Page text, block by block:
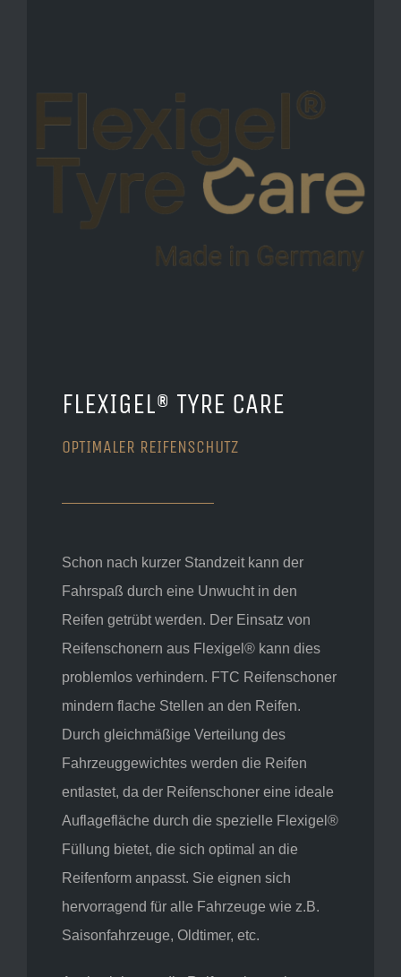
FLEXIGEL® TYRE CARE
OPTIMALER REIFENSCHUTZ
Schon nach kurzer Standzeit kann der
Fahrspaß durch eine Unwucht in den
Reifen getrübt werden. Der Einsatz von
Reifenschonern aus Flexigel® kann dies
problemlos verhindern. FTC Reifenschoner
mindern flache Stellen an den Reifen.
Durch gleichmäßige Verteilung des
Fahrzeuggewichtes werden die Reifen
entlastet, da der Reifenschoner eine ideale
Auflagefläche durch die spezielle Flexigel®
Füllung bietet, die sich optimal an die
Reifenform anpasst. Sie eignen sich
hervorragend für alle Fahrzeuge wie z.B.
Saisonfahrzeuge, Oldtimer, etc.